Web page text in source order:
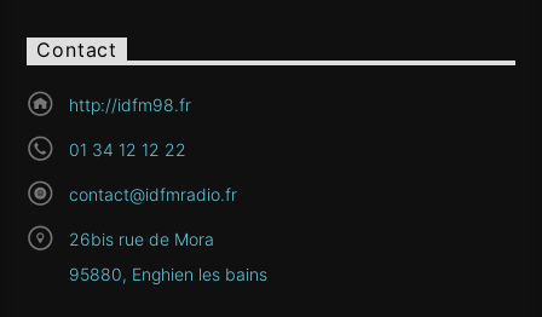
Contact
http://idfm98.fr
01 34 12 12 22
contact@idfmradio.fr
26bis rue de Mora
95880, Enghien les bains